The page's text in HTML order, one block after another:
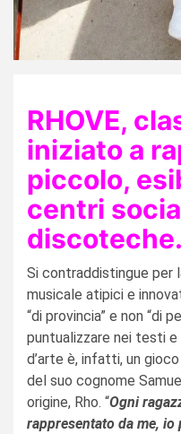
RHOVE,
iniziato a
piccolo,
centri
discoteche.
Si contraddistingue per
musicale atipici e
“di provincia” e non “di
puntualizzare nei testi e
d’arte è, infatti, un
del suo cognome
origine, Rho. “Ogni
rappresentato da me, io